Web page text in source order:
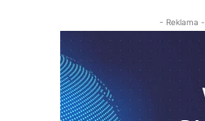
- Reklama -